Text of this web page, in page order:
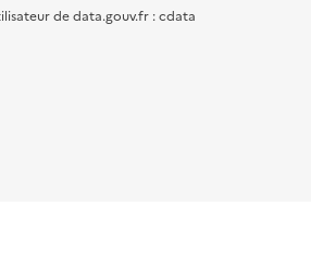
de data.gouv.fr : cdata